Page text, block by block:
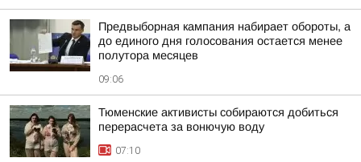
Предвыборная кампания набирает обороты, а
до единого дня голосования остается менее
полутора месяцев
09:06
Тюменские активисты собираются добиться
перерасчета за вонючую воду
07:10